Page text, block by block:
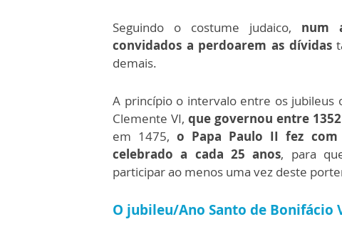
Seguindo o costume judaico, num
convidados a perdoarem as dívidas
demais.
A princípio o intervalo entre os jubileus
Clemente VI, que governou entre
em 1475,o Papa Paulo II fez
celebrado a cada 25 anos, para
participar ao menos uma vez deste
O jubileu/Ano Santo de Bonifácio